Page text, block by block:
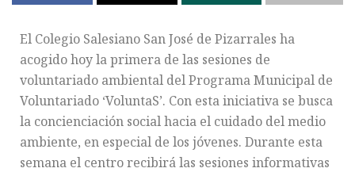
El Colegio Salesiano San José de Pizarrales ha
acogido hoy la primera de las sesiones de
voluntariado ambiental del Programa Municipal de
Voluntariado ‘VoluntaS’. Con esta iniciativa se busca
la concienciación social hacia el cuidado del medio
ambiente, en especial de los jóvenes. Durante esta
semana el centro recibirá las sesiones informativas